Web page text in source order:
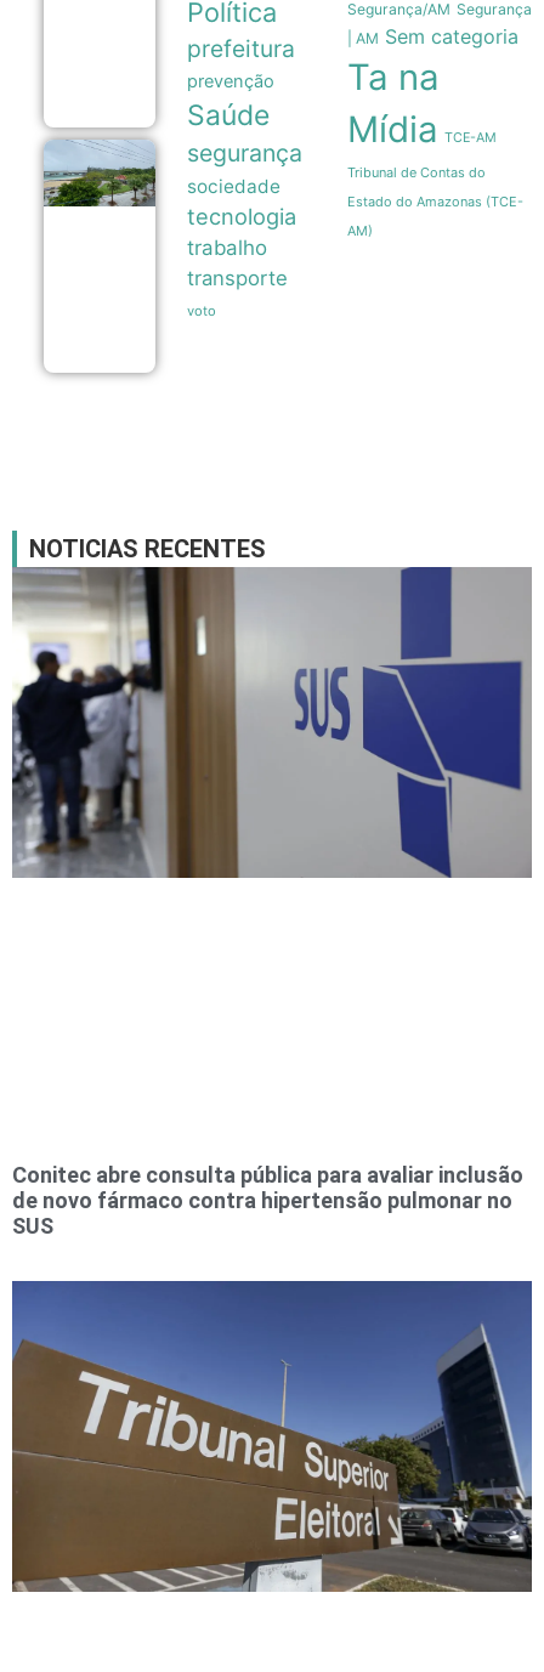
7,4
cidades na
10/08
Tufão
Dolphin
causa
inundações
severas e
paralisa
voos no
China
Política
prefeitura
prevenção
Saúde
segurança
sociedade
tecnologia
trabalho
transporte
voto
Segurança/AM Segurança
| AM Sem categoria
Ta na
Mídia TCE-AM
Tribunal de Contas do
Estado do Amazonas (TCE-
AM)
NOTICIAS RECENTES
Conitec abre consulta pública para avaliar inclusão
de novo fármaco contra hipertensão pulmonar no
SUS